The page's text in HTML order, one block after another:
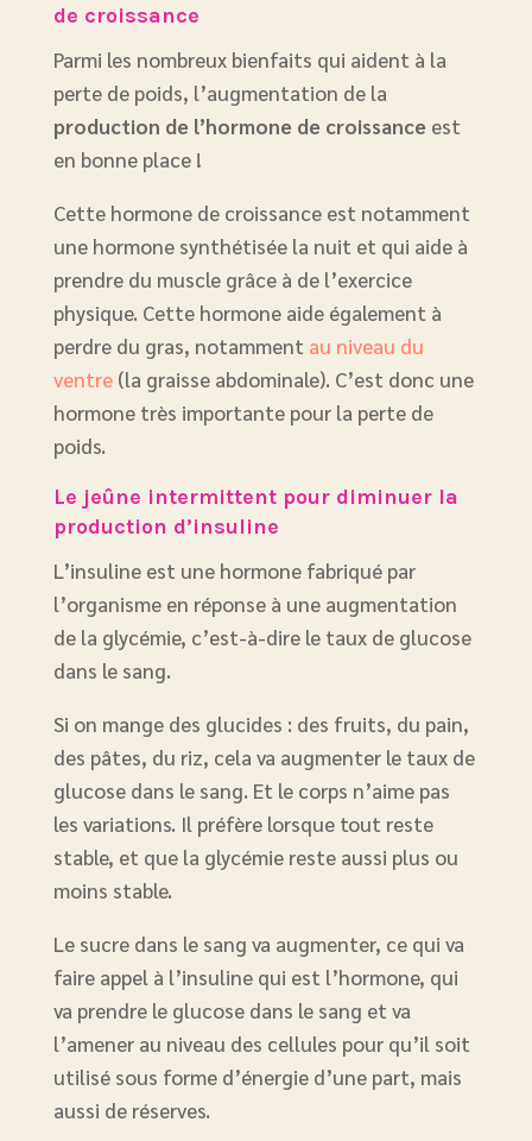
de croissance
Parmi les nombreux bienfaits qui aident à la
perte de poids, l’augmentation de la
production de l’hormone de croissance est
en bonne place !
Cette hormone de croissance est notamment
une hormone synthétisée la nuit et qui aide à
prendre du muscle grâce à de l’exercice
physique. Cette hormone aide également à
perdre du gras, notamment au niveau du
ventre(la graisse abdominale). C’est donc une
hormone très importante pour la perte de
poids.
Le jeûne intermittent pour diminuer la
production d’insuline
L’insuline est une hormone fabriqué par
l’organisme en réponse à une augmentation
de la glycémie, c’est-à-dire le taux de glucose
dans le sang.
Si on mange des glucides : des fruits, du pain,
des pâtes, du riz, cela va augmenter le taux de
glucose dans le sang. Et le corps n’aime pas
les variations. Il préfère lorsque tout reste
stable, et que la glycémie reste aussi plus ou
moins stable.
Le sucre dans le sang va augmenter, ce qui va
faire appel à l’insuline qui est l’hormone, qui
va prendre le glucose dans le sang et va
l’amener au niveau des cellules pour qu’il soit
utilisé sous forme d’énergie d’une part, mais
aussi de réserves.